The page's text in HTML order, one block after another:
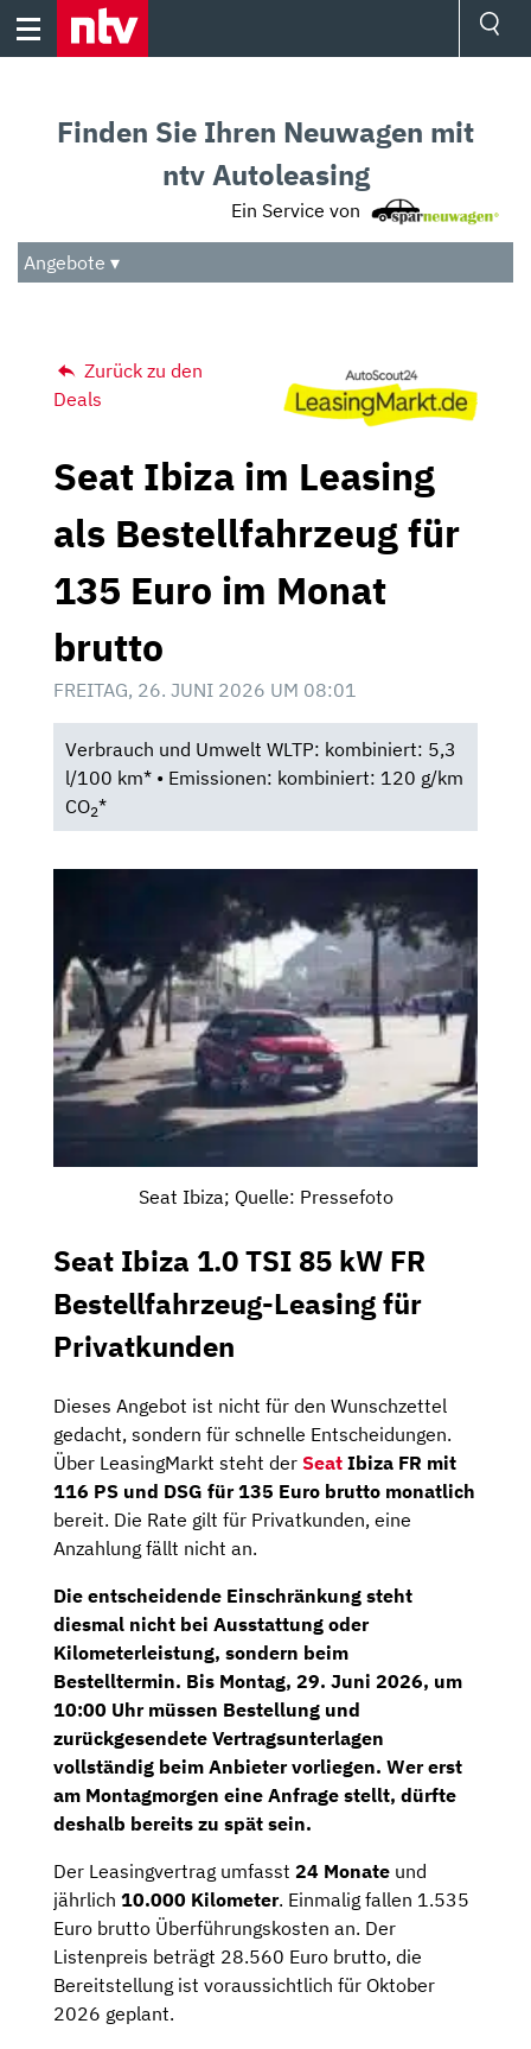
Skip
Audio
Das Beste
Finden Sie Ihren Neuwagen mit
ntv Autoleasing
Ein Service von
Angebote ▾
Zurück zu den
Deals
Seat Ibiza im Leasing
als Bestellfahrzeug für
135 Euro im Monat
brutto
FREITAG, 26. JUNI 2026 UM 08:01
Verbrauch und Umwelt WLTP: kombiniert: 5,3
l/100 km* • Emissionen: kombiniert: 120 g/km
CO2*
Seat Ibiza; Quelle: Pressefoto
Seat Ibiza 1.0 TSI 85 kW FR
Bestellfahrzeug-Leasing für
Privatkunden
Dieses Angebot ist nicht für den Wunschzettel
gedacht, sondern für schnelle Entscheidungen.
Über LeasingMarkt steht der Seat Ibiza FR mit
116 PS und DSG für 135 Euro brutto monatlich
bereit. Die Rate gilt für Privatkunden, eine
Anzahlung fällt nicht an.
Die entscheidende Einschränkung steht
diesmal nicht bei Ausstattung oder
Kilometerleistung, sondern beim
Bestelltermin. Bis Montag, 29. Juni 2026, um
10:00 Uhr müssen Bestellung und
zurückgesendete Vertragsunterlagen
vollständig beim Anbieter vorliegen. Wer erst
am Montagmorgen eine Anfrage stellt, dürfte
deshalb bereits zu spät sein.
Der Leasingvertrag umfasst 24 Monate und
jährlich 10.000 Kilometer. Einmalig fallen 1.535
Euro brutto Überführungskosten an. Der
Listenpreis beträgt 28.560 Euro brutto, die
Bereitstellung ist voraussichtlich für Oktober
2026 geplant.